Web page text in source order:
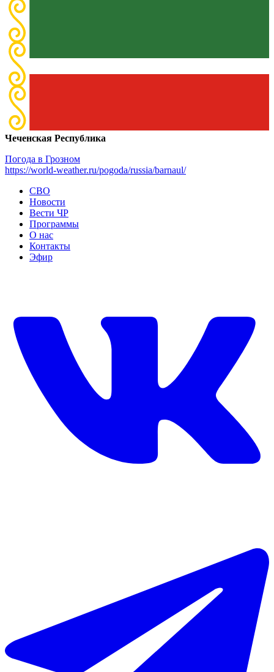
Чеченская Республика
Погода в Грозном
https://world-weather.ru/pogoda/russia/barnaul/
СВО
Новости
Вести ЧР
Программы
О нас
Контакты
Эфир